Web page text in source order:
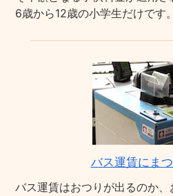
6歳から12歳の小学生だけです。
バス運賃にま
バス運賃はおつりが出るのか